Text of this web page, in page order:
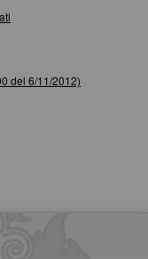
del 6/11/2012)